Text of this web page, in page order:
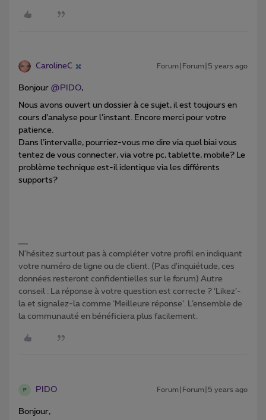
CarolineC Forum|Forum|5 years ago
Bonjour @PIDO,
Nous avons ouvert un dossier à ce sujet, il est toujours en
cours d’analyse pour l’instant. Encore merci pour votre
patience.
Dans l’intervalle, pourriez-vous me dire via quel biai vous
tentez de vous connecter, via votre pc, tablette, mobile? Le
problème technique est-il identique via les différents
supports?
N'hésitez surtout pas à compléter votre profil en indiquant
votre numéro de ligne ou de client. (Pas d'inquiétude, ces
données resteront confidentielles sur le forum) Autre
conseil : La réponse à votre question est correcte ? ‘Likez’-
la et signalez-la comme ‘Meilleure réponse’. L’ensemble de
la communauté en bénéficiera plus facilement.
P PIDO Forum|Forum|5 years ago
Bonjour,